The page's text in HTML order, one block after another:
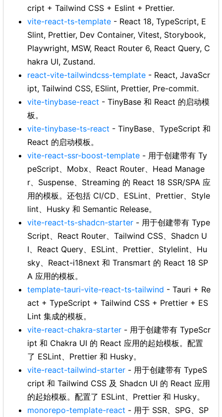
cript + Tailwind CSS + Eslint + Prettier.
vite-react-ts-template - React 18, TypeScript, E
Slint, Prettier, Dev Container, Vitest, Storybook,
Playwright, MSW, React Router 6, React Query, C
hakra UI, Zustand.
react-vite-tailwindcss-template - React, JavaScr
ipt, Tailwind CSS, ESlint, Prettier, Pre-commit.
vite-tinybase-react - TinyBase 和 React 的启动模
板。
vite-tinybase-ts-react - TinyBase、TypeScript 和
React 的启动模板。
vite-react-ssr-boost-template - 用于创建带有 Ty
peScript、Mobx、React Router、Head Manage
r、Suspense、Streaming 的 React 18 SSR/SPA 应
用的模板。还包括 CI/CD、ESLint、Prettier、Style
lint、Husky 和 Semantic Release。
vite-react-ts-shadcn-starter - 用于创建带有 Type
Script、React Router、Tailwind CSS、Shadcn U
I、React Query、ESLint、Prettier、Stylelint、Hu
sky、React-i18next 和 Transmart 的 React 18 SP
A 应用的模板。
template-tauri-vite-react-ts-tailwind - Tauri + Re
act + TypeScript + Tailwind CSS + Prettier + ES
Lint 集成的模板。
vite-react-chakra-starter - 用于创建带有 TypeScr
ipt 和 Chakra UI 的 React 应用的起始模板。配置
了 ESLint、Prettier 和 Husky。
vite-react-tailwind-starter - 用于创建带有 TypeS
cript 和 Tailwind CSS 及 Shadcn UI 的 React 应用
的起始模板。配置了 ESLint、Prettier 和 Husky。
monorepo-template-react - 用于 SSR、SPG、SP